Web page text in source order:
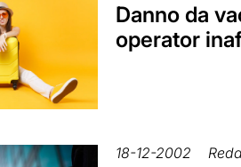
Danno da
operator
18-12-2002